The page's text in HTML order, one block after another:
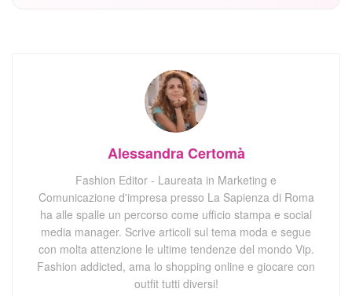
Alessandra Certomà
Fashion Editor - Laureata in Marketing e
Comunicazione d'impresa presso La Sapienza di Roma
ha alle spalle un percorso come ufficio stampa e social
media manager. Scrive articoli sul tema moda e segue
con molta attenzione le ultime tendenze del mondo Vip.
Fashion addicted, ama lo shopping online e giocare con
outfit tutti diversi!